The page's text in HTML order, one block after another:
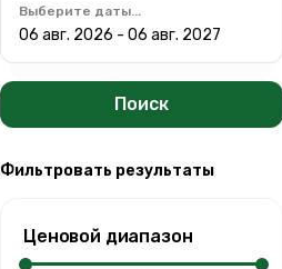
Выберите даты...
Поиск
Фильтровать результаты
Ценовой диапазон